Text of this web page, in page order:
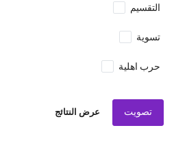
التقسيم
تسوية
حرب اهلية
تصويت عرض النتائج